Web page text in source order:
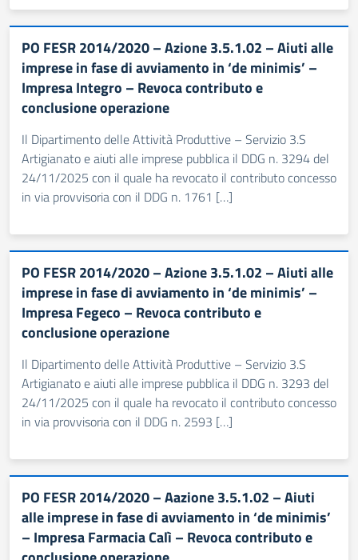
PO FESR 2014/2020 – Azione 3.5.1.02 – Aiuti alle
imprese in fase di avviamento in ‘de minimis’ –
Impresa Integro – Revoca contributo e
conclusione operazione
Il Dipartimento delle Attività Produttive – Servizio 3.S
Artigianato e aiuti alle imprese pubblica il DDG n. 3294 del
24/11/2025 con il quale ha revocato il contributo concesso
in via provvisoria con il DDG n. 1761 […]
PO FESR 2014/2020 – Azione 3.5.1.02 – Aiuti alle
imprese in fase di avviamento in ‘de minimis’ –
Impresa Fegeco – Revoca contributo e
conclusione operazione
Il Dipartimento delle Attività Produttive – Servizio 3.S
Artigianato e aiuti alle imprese pubblica il DDG n. 3293 del
24/11/2025 con il quale ha revocato il contributo concesso
in via provvisoria con il DDG n. 2593 […]
PO FESR 2014/2020 – Aazione 3.5.1.02 – Aiuti
alle imprese in fase di avviamento in ‘de minimis’
– Impresa Farmacia Calì – Revoca contributo e